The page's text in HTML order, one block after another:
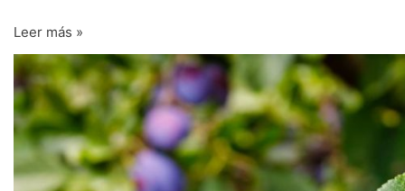
Leer más »
Ciruelos
europeos
en
súper
alta
densidad